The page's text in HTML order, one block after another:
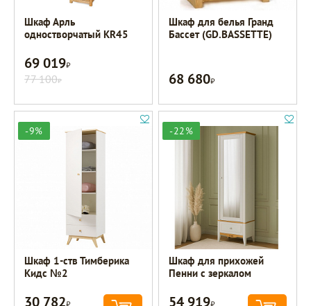
Шкаф Арль
одностворчатый KR45
69 019Р
77 100Р
Шкаф для белья Гранд
Бассет (GD.BASSETTE)
68 680Р
-9%
Шкаф 1-ств Тимберика
Кидс №2
30 782Р
-22%
Шкаф для прихожей
Пенни с зеркалом
54 919Р